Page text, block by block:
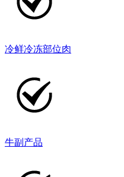
冷鲜冷冻部位肉
牛副产品